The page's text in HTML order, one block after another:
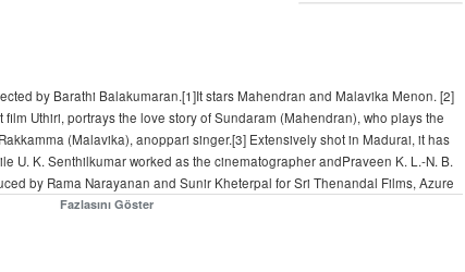
by Barathi Balakumaran.[1]It stars Mahendran and Malavika Menon. [2]
Uthiri, portrays the love story of Sundaram (Mahendran), who plays the
(Malavika), anoppari singer.[3] Extensively shot in Madurai, it has
U. K. Senthilkumar worked as the cinematographer andPraveen K. L.-N. B.
by Rama Narayanan and Sunir Kheterpal for Sri Thenandal Films, Azure
Fazlasını Göster